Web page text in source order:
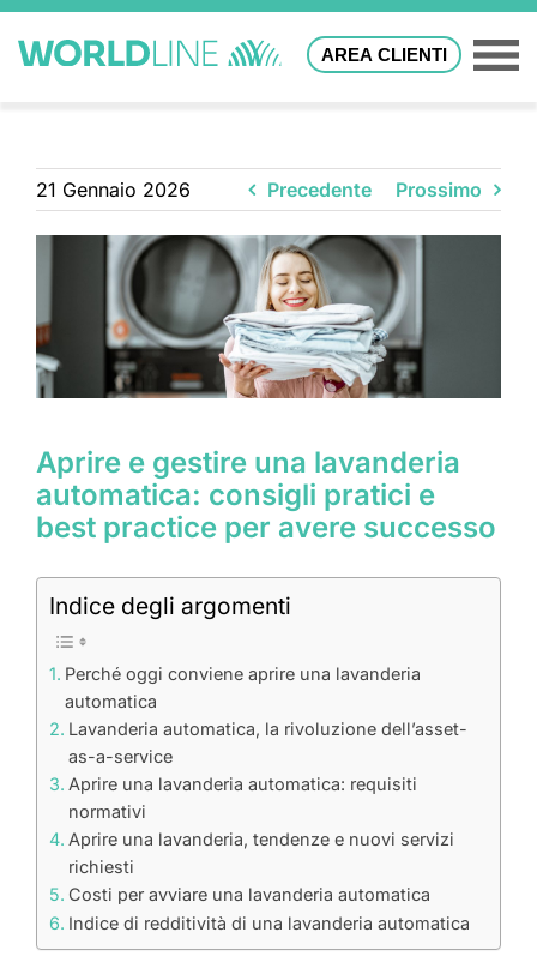
AREA CLIENTI
21 Gennaio 2026 Precedente Prossimo
Aprire e gestire una lavanderia
automatica: consigli pratici e
best practice per avere successo
Indice degli argomenti
Perché oggi conviene aprire una lavanderia
automatica
Lavanderia automatica, la rivoluzione dell’asset-
as-a-service
Aprire una lavanderia automatica: requisiti
normativi
Aprire una lavanderia, tendenze e nuovi servizi
richiesti
Costi per avviare una lavanderia automatica
Indice di redditività di una lavanderia automatica